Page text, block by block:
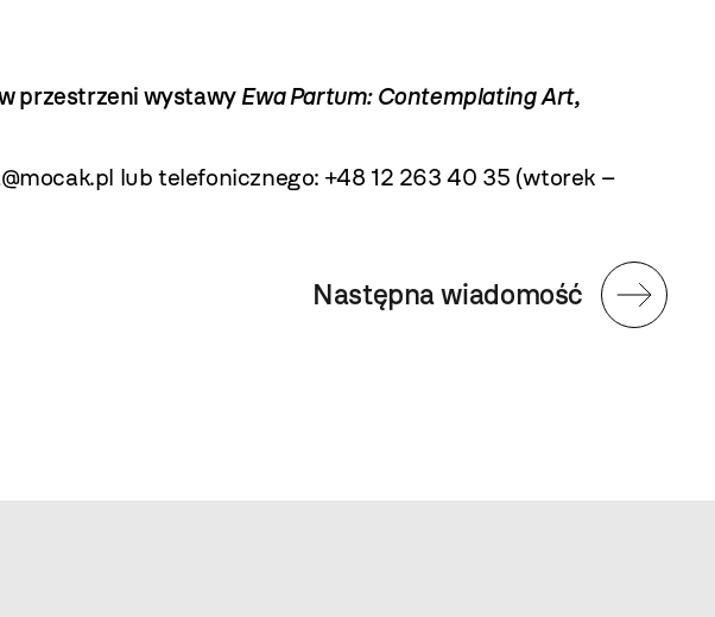
przestrzeni wystawyEwa Partum: Contemplating Art,
lub telefonicznego: +48 12 263 40 35 (wtorek –
Następna wiadomość